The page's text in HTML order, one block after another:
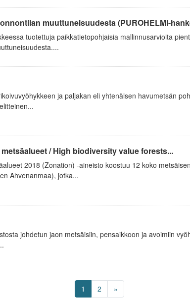
muuttuneisuudesta (PUROHELMI-
tuotettuja paikkatietopohjaisia mallinnusarvioita
ja paljakan eli yhtenäisen havumetsän
/ High biodiversity value forests...
2018 (Zonation) -aineisto koostuu 12 koko
Ahvenanmaa), jotka...
johdetun jaon metsäisiin, pensaikkoon ja avoimiin
1 2 »